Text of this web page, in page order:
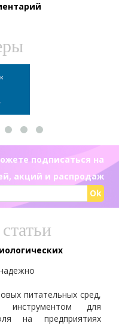
подписаться на
акций и распродаж
Ok
питательных сред,
инструментом для
на предприятиях